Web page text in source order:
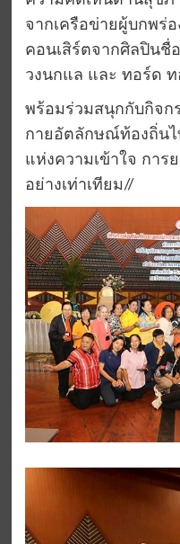
จากเครือข่ายผู้บกพร่
คอนเสิร์ตจากศิลปินชื่
วงนกแล และ ทอร์ด ท
พร้อมร่วมสนุกกับกิจก
กายอัตลักษณ์ท้องถิ่นไ
แห่งความเข้าใจ การ
อย่างเท่าเทียม//